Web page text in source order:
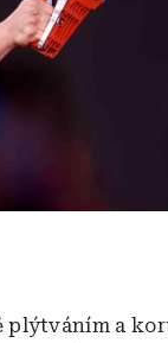
plýtváním a